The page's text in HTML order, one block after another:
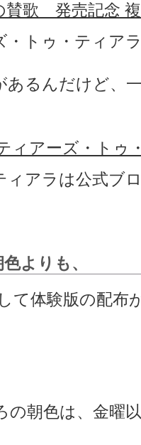
賛歌 発売記念
トゥ・ティア
るんだけど、
アーズ・トゥ
アラは公式ブ
よりも、
て体験版の配布
朝色は、金曜